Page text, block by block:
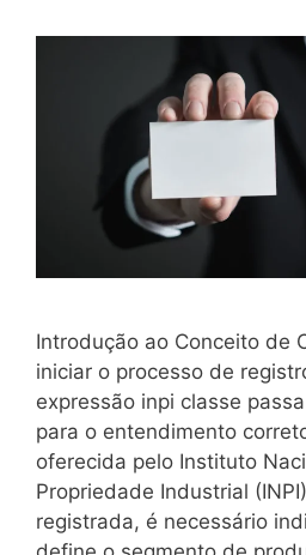
Introdução ao Conceito de
iniciar o processo de
expressão inpi classe
para o entendimento
oferecida pelo Instituto
Propriedade Industrial
registrada, é necessário